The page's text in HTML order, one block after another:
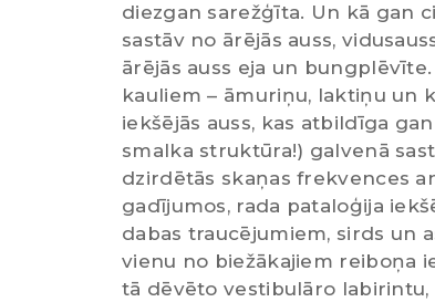
diezgan sarežģīta. Un kā gan
sastāv no ārējās auss,
ārējās auss eja un
kauliem – āmuriņu, laktiņu un
iekšējās auss, kas atbildīga
smalka struktūra!) galvenā
dzirdētās skaņas frekvences
gadījumos, rada pataloģija
dabas traucējumiem, sirds un
vienu no biežākajiem reiboņa
tā dēvēto vestibulāro labirintu,